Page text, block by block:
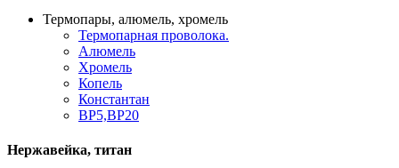
Термопары, алюмель, хромель
Термопарная проволока.
Алюмель
Хромель
Копель
Константан
ВР5,ВР20
Нержавейка, титан